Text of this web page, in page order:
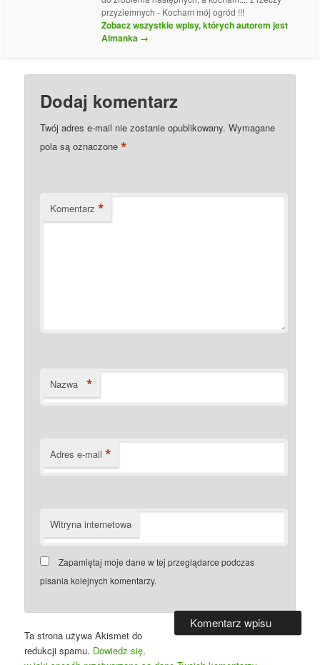
przyziemnych - Kocham mój ogród !!!
Zobacz wszystkie wpisy, których autorem jest
Almanka →
Dodaj komentarz
Twój adres e-mail nie zostanie opublikowany. Wymagane
pola są oznaczone*
Komentarz *
Nazwa *
Adres e-mail *
Witryna internetowa
Zapamiętaj moje dane w tej przeglądarce podczas
pisania kolejnych komentarzy.
Ta strona używa Akismet do
redukcji spamu. Dowiedz się,